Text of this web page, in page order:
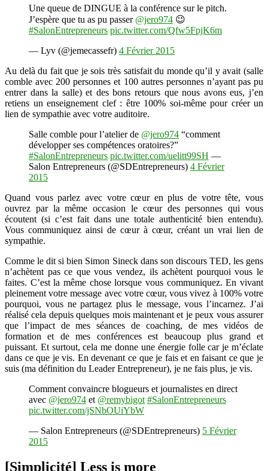
Une queue de DINGUE à la conférence sur le pitch.
J’espère que tu as pu passer @jero974 😉
#SalonEntrepreneurs pic.twitter.com/Qfw5FpjK6m
— Lyv (@jemecassefr) 4 Février 2015
Au delà du fait que je sois très satisfait du monde qu’il y avait (salle
comble avec 200 personnes et 100 autres personnes n’ayant pas pu
entrer dans la salle) et des bons retours que nous avons eus, j’en
retiens un enseignement clef : être 100% soi-même pour créer un
lien de sympathie avec votre auditoire.
Salle comble pour l’atelier de @jero974 “comment
développer ses compétences oratoires?”
#SalonEntrepreneurs pic.twitter.com/uelitt99SH —
Salon Entrepreneurs (@SDEntrepreneurs) 4 Février
2015
Quand vous parlez avec votre cœur en plus de votre tête, vous
ouvrez par la même occasion le cœur des personnes qui vous
écoutent (si c’est fait dans une totale authenticité bien entendu).
Vous communiquez ainsi de cœur à cœur, créant un vrai lien de
sympathie.
Comme le dit si bien Simon Sineck dans son discours TED, les gens
n’achètent pas ce que vous vendez, ils achètent pourquoi vous le
faites. C’est la même chose lorsque vous communiquez. En vivant
pleinement votre message avec votre cœur, vous vivez à 100% votre
pourquoi, vous ne partagez plus le message, vous l’incarnez. J’ai
réalisé cela depuis quelques mois maintenant et je peux vous assurer
que l’impact de mes séances de coaching, de mes vidéos de
formation et de mes conférences est beaucoup plus grand et
puissant. Et surtout, cela me donne une énergie folle car je m’éclate
dans ce que je vis. En devenant ce que je fais et en faisant ce que je
suis (ma définition du Leader Entrepreneur), je ne fais plus, je vis.
Comment convaincre blogueurs et journalistes en direct
avec @jero974 et @remybigot #SalonEntrepreneurs
pic.twitter.com/jSNbOUiYbW
— Salon Entrepreneurs (@SDEntrepreneurs) 5 Février
2015
[Simplicité] Less is more